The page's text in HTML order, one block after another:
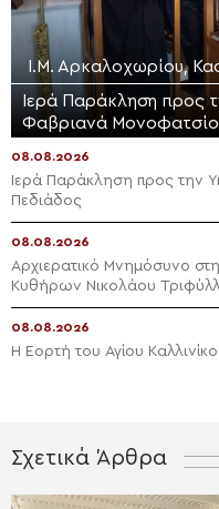
Ι.Μ. Αρκαλοχωρίου,
Ιερά Παράκληση προς
Φαβριανά
08.08.2026
Ιερά Παράκληση προς την
Πεδιάδος
08.08.2026
Αρχιερατικό Μνημόσυνο
Κυθήρων Νικολάου
08.08.2026
Η Εορτή του Αγίου
Σχετικά Άρθρα